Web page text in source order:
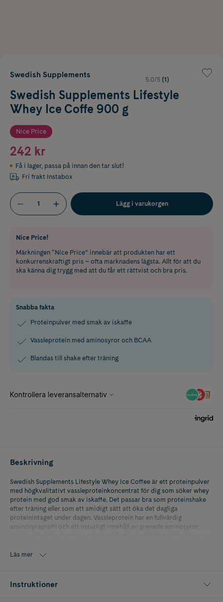
Swedish Supplements
5.0/5 (1)
Swedish Supplements Lifestyle
Whey Ice Coffe 900 g
Nice Price
242 kr
Få i lager, passa på innan den tar slut!
Fri frakt Instabox
Lägg i varukorgen
Nice Price!
Märkningen “Nice Price” innebär att produkten har ett
konkurrenskraftigt pris – ofta marknadens lägsta. Allt för att du
ska känna dig trygg med att du får ett rättvist och bra pris.
Snabba fakta
Proteinpulver med smak av iskaffe
Vassleprotein med aminosyror och BCAA
Blandas till shake efter träning
Beskrivning
Swedish Supplements Lifestyle Whey Ice Coffee är ett proteinpulver
med högkvalitativt vassleproteinkoncentrat för dig som söker whey
protein med god smak av iskaffe. Det passar bra som proteinshake
efter träning eller som ett smidigt sätt att öka det dagliga
proteinintaget under dagen. Vassleprotein har en fullvärdig
aminosyraprofil och ett naturligt innehåll av grenade aminosyror,
återhämtning.
kaffeinspirerat proteinpulver med fyllig smak och enkel användning i
shaker. Swedish Supplements Lifestyle Whey är framtagen för att ge
Läs mer
Instruktioner